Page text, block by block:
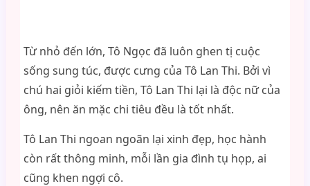
Từ nhỏ đến lớn, Tô Ngọc đã luôn ghen tị cuộc
sống sung túc, được cưng của Tô Lan Thi. Bởi vì
chú hai giỏi kiếm tiền, Tô Lan Thi lại là độc nữ của
ông, nên ăn mặc chi tiêu đều là tốt nhất.
Tô Lan Thi ngoan ngoãn lại xinh đẹp, học hành
còn rất thông minh, mỗi lần gia đình tụ họp, ai
cũng khen ngợi cô.